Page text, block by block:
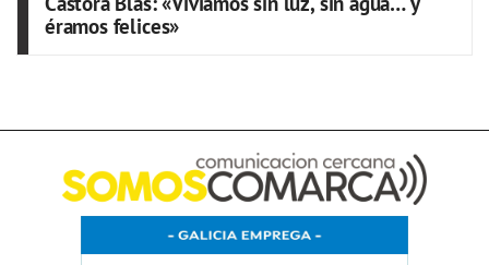
éramos felices»